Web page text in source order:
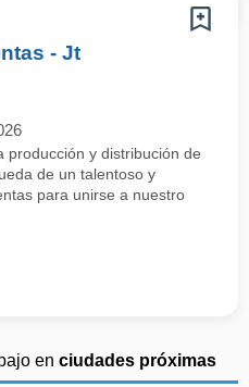
- Jt
producción y distribución de
de un talentoso y
para unirse a nuestro
en ciudades próximas